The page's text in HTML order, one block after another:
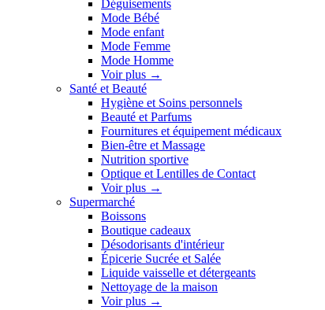
Déguisements
Mode Bébé
Mode enfant
Mode Femme
Mode Homme
Voir plus →
Santé et Beauté
Hygiène et Soins personnels
Beauté et Parfums
Fournitures et équipement médicaux
Bien-être et Massage
Nutrition sportive
Optique et Lentilles de Contact
Voir plus →
Supermarché
Boissons
Boutique cadeaux
Désodorisants d'intérieur
Épicerie Sucrée et Salée
Liquide vaisselle et détergeants
Nettoyage de la maison
Voir plus →